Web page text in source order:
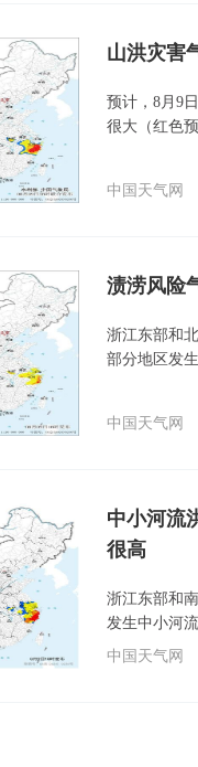
山洪灾害
预计，8月9
很大（红色预
中国天气网
渍涝风险
浙江东部和
部分地区发
中国天气网
中小河流
很高
浙江东部和
发生中小河
中国天气网